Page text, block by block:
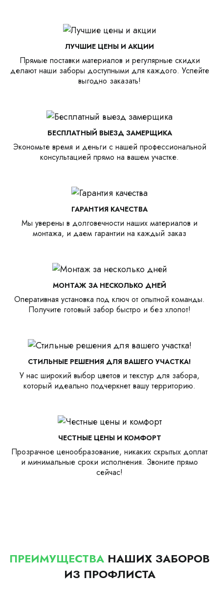
ЛУЧШИЕ ЦЕНЫ И АКЦИИ
Прямые поставки материалов и регулярные скидки
делают наши заборы доступными для каждого. Успейте
выгодно заказать!
БЕСПЛАТНЫЙ ВЫЕЗД ЗАМЕРЩИКА
Экономьте время и деньги с нашей профессиональной
консультацией прямо на вашем участке.
ГАРАНТИЯ КАЧЕСТВА
Мы уверены в долговечности наших материалов и
монтажа, и даем гарантии на каждый заказ
МОНТАЖ ЗА НЕСКОЛЬКО ДНЕЙ
Оперативная установка под ключ от опытной команды.
Получите готовый забор быстро и без хлопот!
СТИЛЬНЫЕ РЕШЕНИЯ ДЛЯ ВАШЕГО УЧАСТКА!
У нас широкий выбор цветов и текстур для забора,
который идеально подчеркнет вашу территорию.
ЧЕСТНЫЕ ЦЕНЫ И КОМФОРТ
Прозрачное ценообразование, никаких скрытых доплат
и минимальные сроки исполнения. Звоните прямо
сейчас!
ПРЕИМУЩЕСТВА НАШИХ ЗАБОРОВ
ИЗ ПРОФЛИСТА